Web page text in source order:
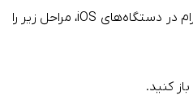
برای غیرفعال کردن پاپ آپ تلگرام در دستگاه‌های iOS، مراحل زیر را
کنید.